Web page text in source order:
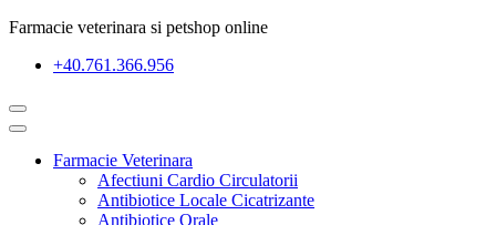
Farmacie veterinara si petshop online
+40.761.366.956
Farmacie Veterinara
Afectiuni Cardio Circulatorii
Antibiotice Locale Cicatrizante
Antibiotice Orale